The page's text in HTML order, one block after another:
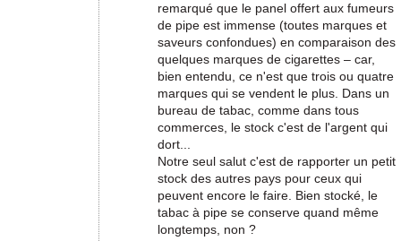
remarqué que le panel offert aux fumeurs
de pipe est immense (toutes marques et
saveurs confondues) en comparaison des
quelques marques de cigarettes – car,
bien entendu, ce n'est que trois ou quatre
marques qui se vendent le plus. Dans un
bureau de tabac, comme dans tous
commerces, le stock c'est de l'argent qui
dort...
Notre seul salut c'est de rapporter un petit
stock des autres pays pour ceux qui
peuvent encore le faire. Bien stocké, le
tabac à pipe se conserve quand même
longtemps, non ?